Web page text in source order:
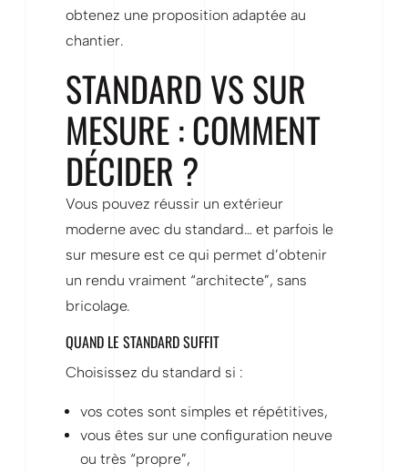
obtenez une proposition adaptée au
chantier.
STANDARD VS SUR
MESURE : COMMENT
DÉCIDER ?
Vous pouvez réussir un extérieur
moderne avec du standard… et parfois le
sur mesure est ce qui permet d’obtenir
un rendu vraiment “architecte”, sans
bricolage.
QUAND LE STANDARD SUFFIT
Choisissez du standard si :
vos cotes sont simples et répétitives,
vous êtes sur une configuration neuve
ou très “propre”,